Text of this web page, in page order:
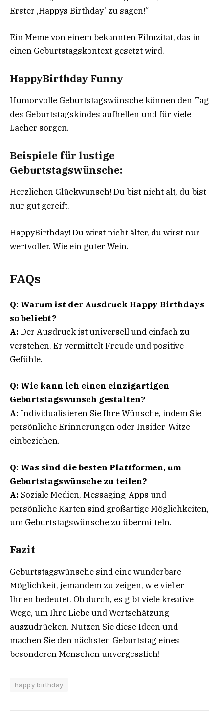
Erster ‚Happys Birthday‘ zu sagen!“
Ein Meme von einem bekannten Filmzitat, das in
einen Geburtstagskontext gesetzt wird.
HappyBirthday Funny
Humorvolle Geburtstagswünsche können den Tag
des Geburtstagskindes aufhellen und für viele
Lacher sorgen.
Beispiele für lustige
Geburtstagswünsche:
Herzlichen Glückwunsch! Du bist nicht alt, du bist
nur gut gereift.
HappyBirthday! Du wirst nicht älter, du wirst nur
wertvoller. Wie ein guter Wein.
FAQs
Q: Warum ist der Ausdruck Happy Birthdays
so beliebt?
A: Der Ausdruck ist universell und einfach zu
verstehen. Er vermittelt Freude und positive
Gefühle.
Q: Wie kann ich einen einzigartigen
Geburtstagswunsch gestalten?
A: Individualisieren Sie Ihre Wünsche, indem Sie
persönliche Erinnerungen oder Insider-Witze
einbeziehen.
Q: Was sind die besten Plattformen, um
Geburtstagswünsche zu teilen?
A: Soziale Medien, Messaging-Apps und
persönliche Karten sind großartige Möglichkeiten,
um Geburtstagswünsche zu übermitteln.
Fazit
Geburtstagswünsche sind eine wunderbare
Möglichkeit, jemandem zu zeigen, wie viel er
Ihnen bedeutet. Ob durch, es gibt viele kreative
Wege, um Ihre Liebe und Wertschätzung
auszudrücken. Nutzen Sie diese Ideen und
machen Sie den nächsten Geburtstag eines
besonderen Menschen unvergesslich!
happy birthday